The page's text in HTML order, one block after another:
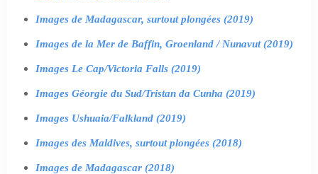
Images de Madagascar, surtout plongées (2019)
Images de la Mer de Baffin, Groenland / Nunavut (2019)
Images Le Cap/Victoria Falls (2019)
Images Géorgie du Sud/Tristan da Cunha (2019)
Images Ushuaia/Falkland (2019)
Images des Maldives, surtout plongées (2018)
Images de Madagascar (2018)